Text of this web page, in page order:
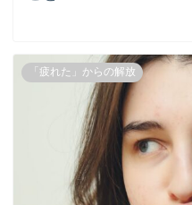
「疲れた」からの解放